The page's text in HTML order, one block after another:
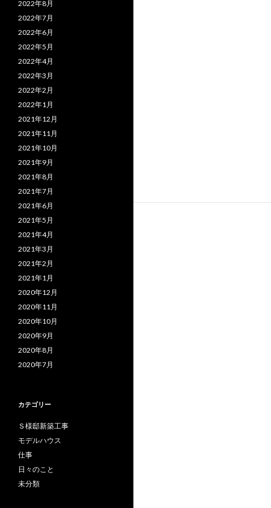
2022年8月
2022年7月
2022年6月
2022年5月
2022年4月
2022年3月
2022年2月
2022年1月
2021年12月
2021年11月
2021年10月
2021年9月
2021年8月
2021年7月
2021年6月
2021年5月
2021年4月
2021年3月
2021年2月
2021年1月
2020年12月
2020年11月
2020年10月
2020年9月
2020年8月
2020年7月
カテゴリー
Ｓ様邸新築工事
モデルハウス
仕事
日々のこと
未分類